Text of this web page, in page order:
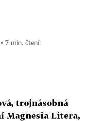
7 min. čtení
trojnásobná
Magnesia Litera,